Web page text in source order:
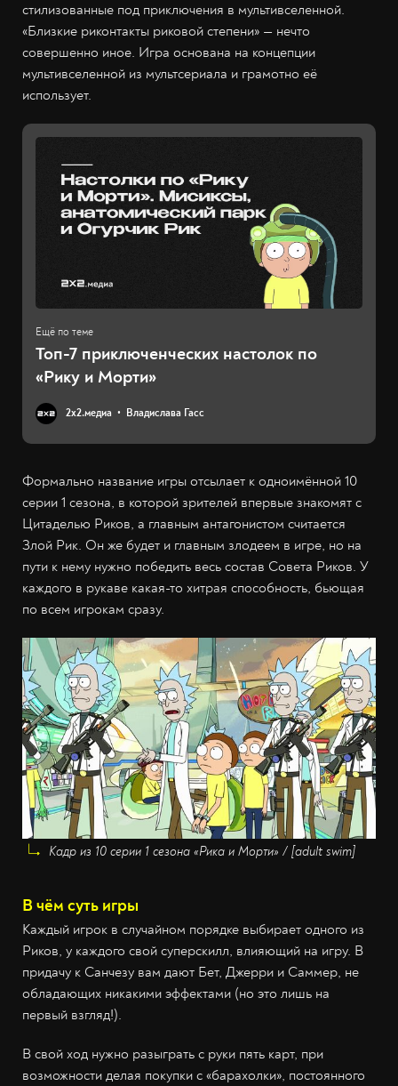
стилизованные под приключения в мультивселенной.
«Близкие риконтакты риковой степени» — нечто
совершенно иное. Игра основана на концепции
мультивселенной из мультсериала и грамотно её
использует.
Топ-7 приключенческих настолок по
«Рику и Морти»
2х2.медиа Владислава Гасс
Формально название игры отсылает к одноимённой 10
серии 1 сезона, в которой зрителей впервые знакомят с
Цитаделью Риков, а главным антагонистом считается
Злой Рик. Он же будет и главным злодеем в игре, но на
пути к нему нужно победить весь состав Совета Риков. У
каждого в рукаве какая-то хитрая способность, бьющая
по всем игрокам сразу.
Кадр из 10 серии 1 сезона «Рика и Морти» / [adult swim]
В чём суть игры
Каждый игрок в случайном порядке выбирает одного из
Риков, у каждого свой суперскилл, влияющий на игру. В
придачу к Санчезу вам дают Бет, Джерри и Саммер, не
обладающих никакими эффектами (но это лишь на
первый взгляд!).
В свой ход нужно разыграть с руки пять карт, при
возможности делая покупки с «барахолки», постоянного